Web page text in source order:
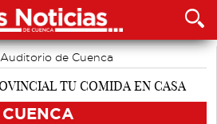
Auditorio de Cuenca
CUENCA